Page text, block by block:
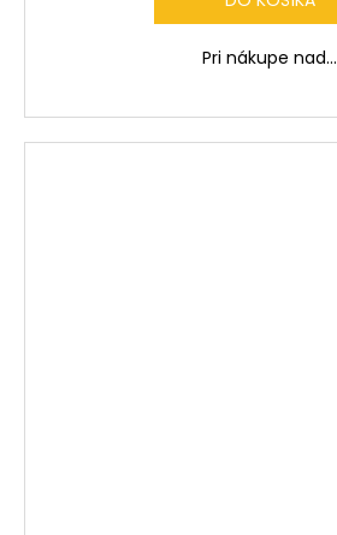
Pri nákupe nad...